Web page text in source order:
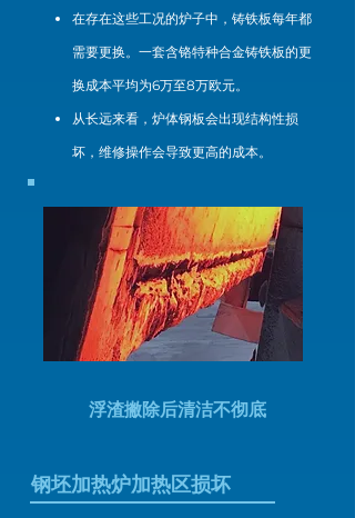
在存在这些工况的炉子中，铸铁板每年都
需要更换。一套含铬特种合金铸铁板的更
换成本平均为6万至8万欧元。
从长远来看，炉体钢板会出现结构性损
坏，维修操作会导致更高的成本。
浮渣撇除后清洁不彻底
钢坯加热炉加热区损坏